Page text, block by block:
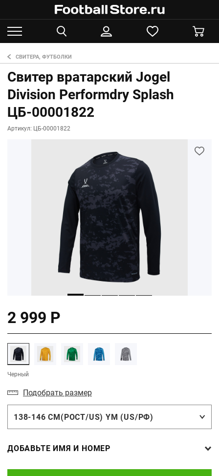
СВИТЕРА, ФУТБОЛКИ
Свитер вратарский Jogel
Division Performdry Splash
ЦБ-00001822
Артикул: ЦБ-00001822
2 999 Р
Черный
Подобрать размер
138-146 СМ(РОСТ/US) YM (US/РФ)
ДОБАВЬТЕ ИМЯ И НОМЕР